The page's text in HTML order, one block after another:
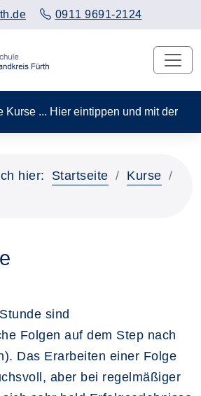
0911 9691-2124
... Hier eintippen und mit
hier: Startseite
Kurse
sind
Folgen auf dem Step nach
Das Erarbeiten einer Folge
aber bei regelmäßiger